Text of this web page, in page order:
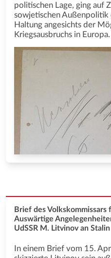
politischen Lage, ging auf
sowjetischen
Haltung angesichts der
Kriegsausbruchs in Europa.
Brief des Volkskommissars
Auswärtige
UdSSR M. Litvinov an Stalin
In einem Brief vom 15.